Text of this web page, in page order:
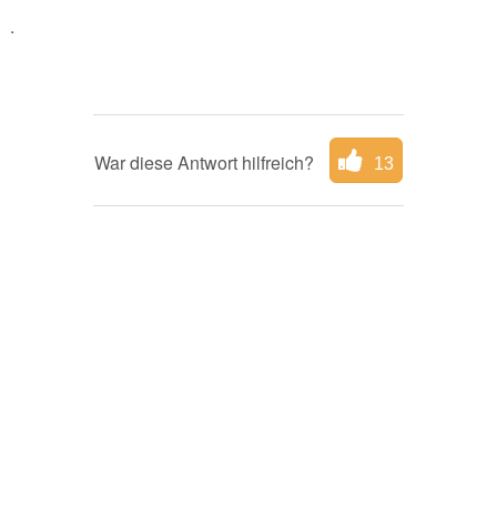
.
War diese Antwort hilfreich? 13